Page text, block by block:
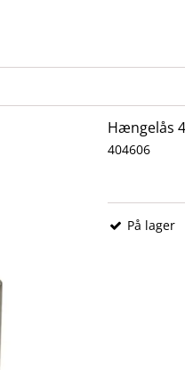
Hængelås
404606
På lager